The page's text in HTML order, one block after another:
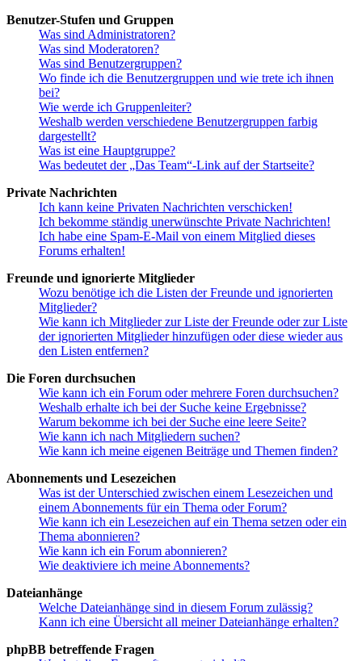
Benutzer-Stufen und Gruppen
Was sind Administratoren?
Was sind Moderatoren?
Was sind Benutzergruppen?
Wo finde ich die Benutzergruppen und wie trete ich ihnen
bei?
Wie werde ich Gruppenleiter?
Weshalb werden verschiedene Benutzergruppen farbig
dargestellt?
Was ist eine Hauptgruppe?
Was bedeutet der „Das Team“-Link auf der Startseite?
Private Nachrichten
Ich kann keine Privaten Nachrichten verschicken!
Ich bekomme ständig unerwünschte Private Nachrichten!
Ich habe eine Spam-E-Mail von einem Mitglied dieses
Forums erhalten!
Freunde und ignorierte Mitglieder
Wozu benötige ich die Listen der Freunde und ignorierten
Mitglieder?
Wie kann ich Mitglieder zur Liste der Freunde oder zur Liste
der ignorierten Mitglieder hinzufügen oder diese wieder aus
den Listen entfernen?
Die Foren durchsuchen
Wie kann ich ein Forum oder mehrere Foren durchsuchen?
Weshalb erhalte ich bei der Suche keine Ergebnisse?
Warum bekomme ich bei der Suche eine leere Seite?
Wie kann ich nach Mitgliedern suchen?
Wie kann ich meine eigenen Beiträge und Themen finden?
Abonnements und Lesezeichen
Was ist der Unterschied zwischen einem Lesezeichen und
einem Abonnements für ein Thema oder Forum?
Wie kann ich ein Lesezeichen auf ein Thema setzen oder ein
Thema abonnieren?
Wie kann ich ein Forum abonnieren?
Wie deaktiviere ich meine Abonnements?
Dateianhänge
Welche Dateianhänge sind in diesem Forum zulässig?
Kann ich eine Übersicht all meiner Dateianhänge erhalten?
phpBB betreffende Fragen